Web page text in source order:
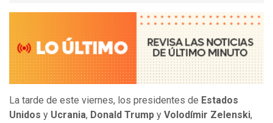
La tarde de este viernes, los presidentes de Estados
Unidos y Ucrania, Donald Trump y Volodímir Zelenski,